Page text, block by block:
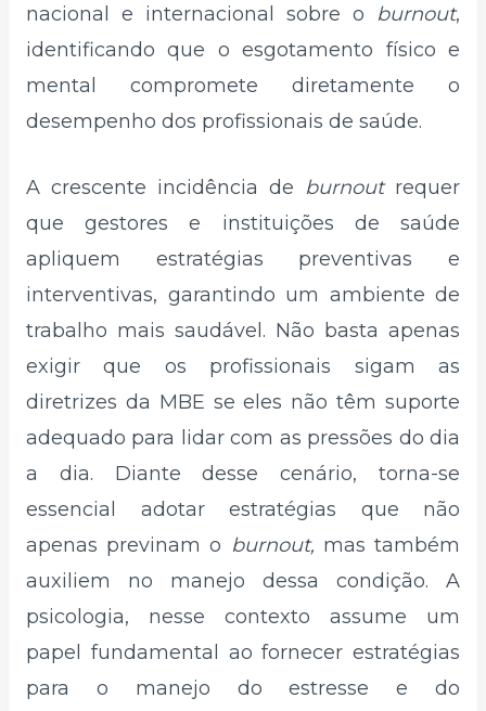
nacional e internacional sobre o burnout,
identificando que o esgotamento físico e
mental compromete diretamente o
desempenho dos profissionais de saúde.
A crescente incidência de burnout requer
que gestores e instituições de saúde
apliquem estratégias preventivas e
interventivas, garantindo um ambiente de
trabalho mais saudável. Não basta apenas
exigir que os profissionais sigam as
diretrizes da MBE se eles não têm suporte
adequado para lidar com as pressões do dia
a dia. Diante desse cenário, torna-se
essencial adotar estratégias que não
apenas previnam o burnout, mas também
auxiliem no manejo dessa condição. A
psicologia, nesse contexto assume um
papel fundamental ao fornecer estratégias
para o manejo do estresse e do